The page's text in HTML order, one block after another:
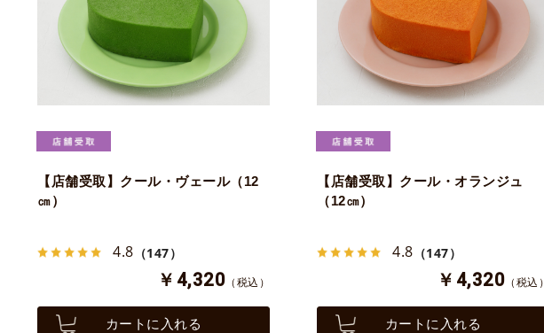
【店舗受取】クール・ヴェール（12
㎝）
4.8 （147）
￥4,320 （税込）
カートに入れる
【店舗受取】クール・オランジュ
（12㎝）
4.8 （147）
￥4,320 （税込）
カートに入れる